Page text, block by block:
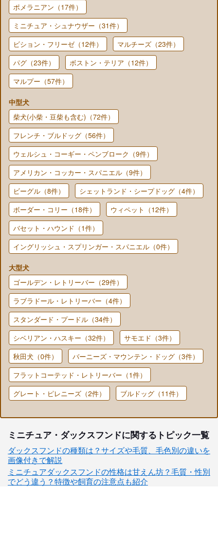
ポメラニアン（17件）
ミニチュア・シュナウザー（31件）
ビション・フリーゼ（12件）
マルチーズ（23件）
パグ（23件）
ボストン・テリア（12件）
マルプー（57件）
中型犬
柴犬(小柴・豆柴も含む)（72件）
フレンチ・ブルドッグ（56件）
ウェルシュ・コーギー・ペンブローク（9件）
アメリカン・コッカー・スパニエル（9件）
ビーグル（8件）
シェットランド・シープドッグ（4件）
ボーダー・コリー（18件）
ウィペット（12件）
バセット・ハウンド（1件）
イングリッシュ・スプリンガー・スパニエル（0件）
大型犬
ゴールデン・レトリーバー（29件）
ラブラドール・レトリーバー（4件）
スタンダード・プードル（34件）
シベリアン・ハスキー（32件）
サモエド（3件）
秋田犬（0件）
バーニーズ・マウンテン・ドッグ（3件）
フラットコーテッド・レトリーバー（1件）
グレート・ピレニーズ（2件）
ブルドッグ（11件）
ミニチュア・ダックスフンドに関するトピック一覧
ダックスフンドの種類は？サイズや毛質、毛色別の違いを
画像付きで解説
ミニチュアダックスフンドの性格は甘えん坊？毛質・性別
でどう違う？特徴や飼育の注意点も紹介